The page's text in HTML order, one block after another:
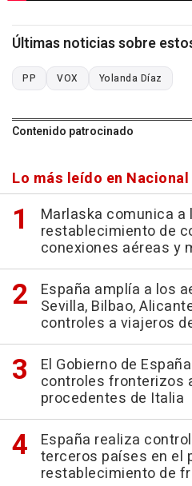
Últimas noticias sobre
PP VOX Yolanda Díaz
Contenido patrocinado
Lo más leído en Nacional
Marlaska comunica a
restablecimiento de
conexiones aéreas y
España amplía a los
Sevilla, Bilbao,
controles a viajeros
El Gobierno de
controles fronterizos
procedentes de Italia
España realiza
terceros países en el
restablecimiento de